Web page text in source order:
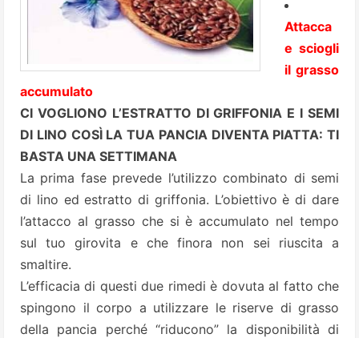
Attacca
e sciogli
il grasso
accumulato
CI VOGLIONO L’ESTRATTO DI GRIFFONIA E I SEMI
DI LINO COSÌ LA TUA PANCIA DIVENTA PIATTA: TI
BASTA UNA SETTIMANA
La prima fase prevede l’utilizzo combinato di semi
di lino ed estratto di griffonia. L’obiettivo è di dare
l’attacco al grasso che si è accumulato nel tempo
sul tuo girovita e che finora non sei riuscita a
smaltire.
L’efficacia di questi due rimedi è dovuta al fatto che
spingono il corpo a utilizzare le riserve di grasso
della pancia perché “riducono” la disponibilità di